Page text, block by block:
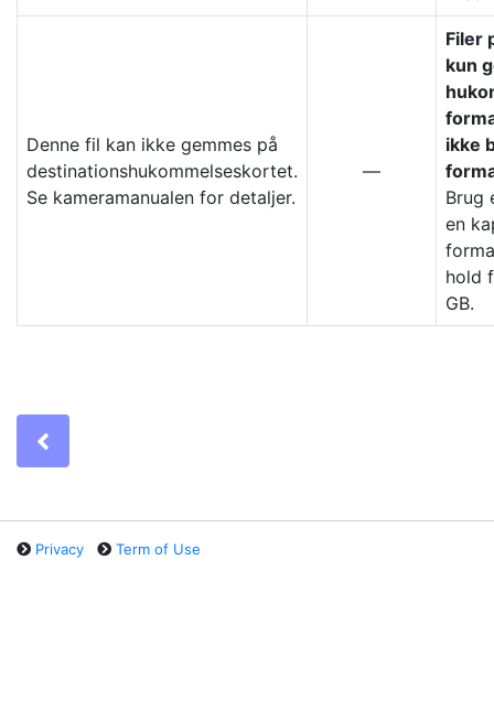
Denne fil kan ikke gemmes på
destinationshukommelseskortet.
Se kameramanualen for detaljer.
—
Filer
kun
ikke
Brug
en
hold
GB.
Privacy Term of Use